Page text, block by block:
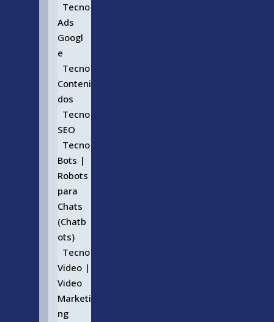
Tecno
Ads
Googl
e
Tecno
Conteni
dos
Tecno
SEO
Tecno
Bots |
Robots
para
Chats
(Chatb
ots)
Tecno
Video |
Video
Marketi
ng